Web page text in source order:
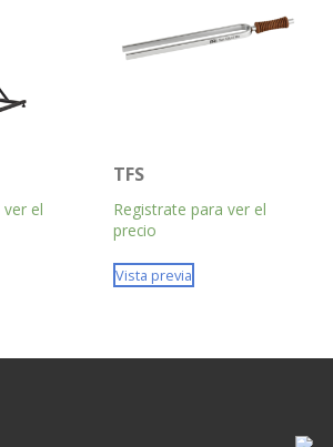
el
TFS
Registrate para ver el
precio
Vista previa